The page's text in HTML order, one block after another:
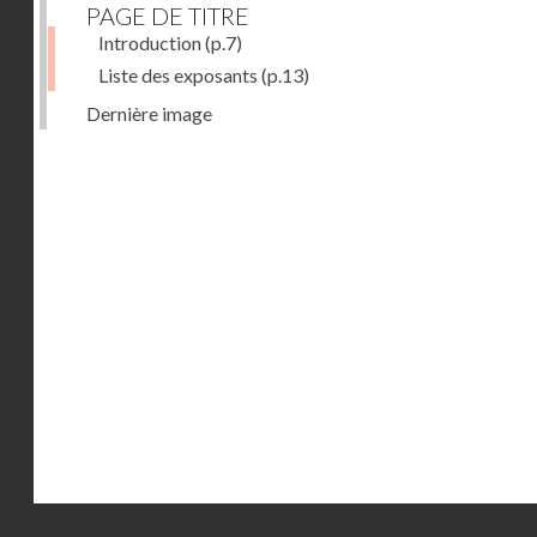
PAGE DE TITRE
Introduction(p.7)
Liste des exposants (p.13)
Dernière image